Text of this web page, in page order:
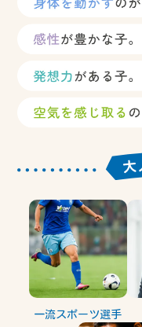
一流スポーツ選手